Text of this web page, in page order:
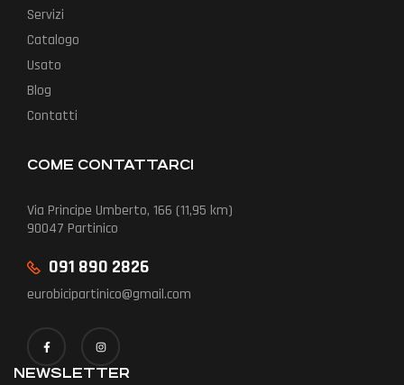
Servizi
Catalogo
Usato
Blog
Contatti
COME CONTATTARCI
Via Principe Umberto, 166 (11,95 km)
90047 Partinico
091 890 2826
eurobicipartinico@gmail.com
NEWSLETTER